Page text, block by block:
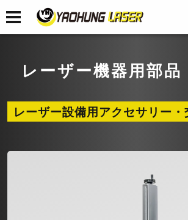
レーザー機器用部品
レーザー設備用アクセサリー・